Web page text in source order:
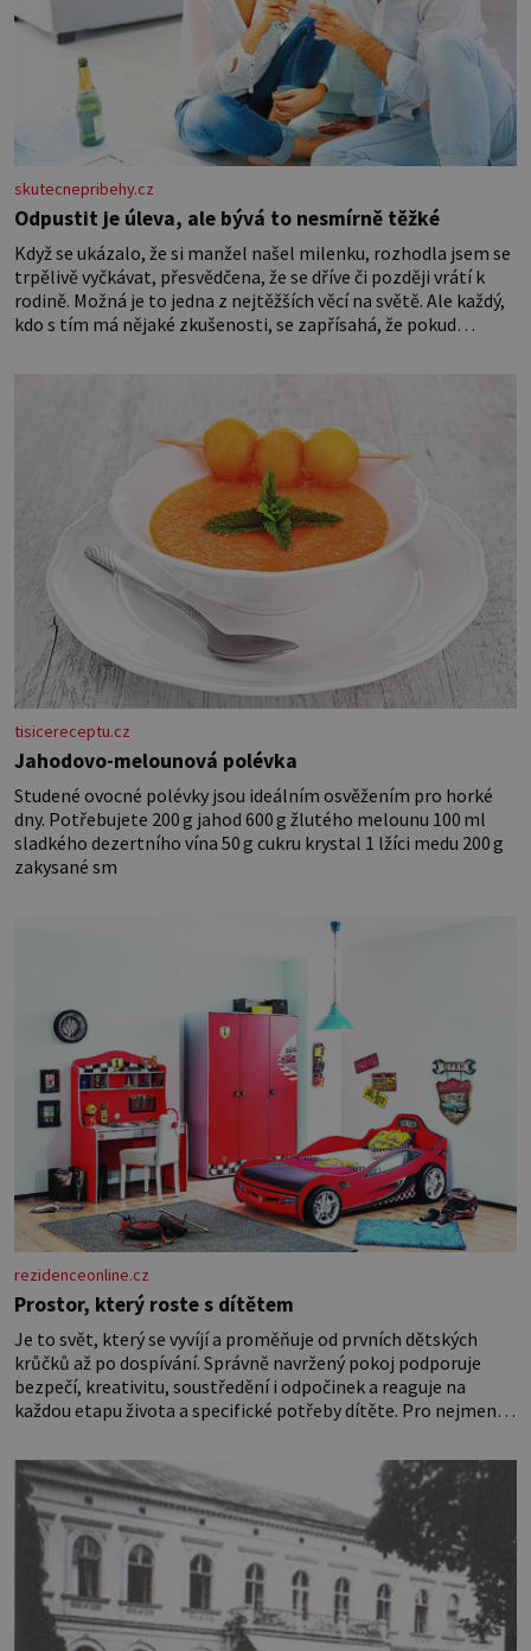
skutecnepribehy.cz
Odpustit je úleva, ale bývá to nesmírně těžké
Když se ukázalo, že si manžel našel milenku, rozhodla jsem se
trpělivě vyčkávat, přesvědčena, že se dříve či později vrátí k
rodině. Možná je to jedna z nejtěžších věcí na světě. Ale každý,
kdo s tím má nějaké zkušenosti, se zapřísahá, že pokud
tisicereceptu.cz
Jahodovo-melounová polévka
Studené ovocné polévky jsou ideálním osvěžením pro horké
dny. Potřebujete 200 g jahod 600 g žlutého melounu 100 ml
sladkého dezertního vína 50 g cukru krystal 1 lžíci medu 200 g
zakysané sm
rezidenceonline.cz
Prostor, který roste s dítětem
Je to svět, který se vyvíjí a proměňuje od prvních dětských
krůčků až po dospívání. Správně navržený pokoj podporuje
bezpečí, kreativitu, soustředění i odpočinek a reaguje na
každou etapu života a specifické potřeby dítěte. Pro nejmenší
miminka měl působit především klidně a útulně. Předškolní
věk je